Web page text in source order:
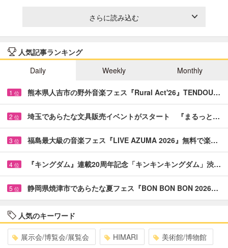
さらに読み込む
人気記事ランキング
Daily
Weekly Monthly
1 位 熊本県人吉市の野外音楽フェス『Rural Act'26』TENDOU…
2 位 埼玉であらたな文具販売イベントがスタート 『まるっと…
3 位 福島最大級の音楽フェス『LIVE AZUMA 2026』無料で楽…
4 位 『キングダム』連載20周年記念「キンキンキングダム」渋…
5 位 静岡県焼津市であらたな夏フェス『BON BON BON 2026…
人気のキーワード
展示会/博覧会/展覧会 HIMARI 美術館/博物館